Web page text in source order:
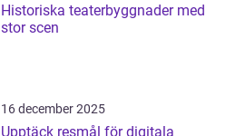
Historiska teaterbyggnader med
stor scen
16 december 2025
Upptäck resmål för digitala